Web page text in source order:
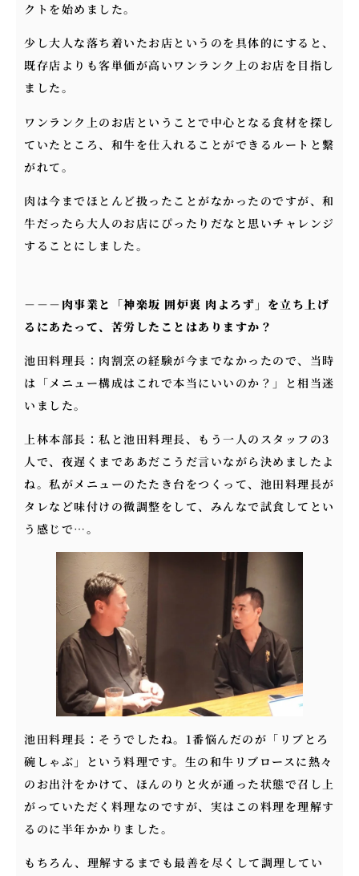
クトを始めました。
少し大人な落ち着いたお店というのを具体的にすると、
既存店よりも客単価が高いワンランク上のお店を目指し
ました。
ワンランク上のお店ということで中心となる食材を探し
ていたところ、和牛を仕入れることができるルートと繋
がれて。
肉は今までほとんど扱ったことがなかったのですが、和
牛だったら大人のお店にぴったりだなと思いチャレンジ
することにしました。
－－－ 肉事業と「神楽坂 囲炉裏 肉よろず」を立ち上げ
るにあたって、苦労したことはありますか？
池田料理長：肉割烹の経験が今までなかったので、当時
は「メニュー構成はこれで本当にいいのか？」と相当迷
いました。
上林本部長：私と池田料理長、もう一人のスタッフの3
人で、夜遅くまでああだこうだ言いながら決めましたよ
ね。私がメニューのたたき台をつくって、池田料理長が
タレなど味付けの微調整をして、みんなで試食してとい
う感じで…。
池田料理長：そうでしたね。1番悩んだのが「リブとろ
碗しゃぶ」という料理です。生の和牛リブロースに熱々
のお出汁をかけて、ほんのりと火が通った状態で召し上
がっていただく料理なのですが、実はこの料理を理解す
るのに半年かかりました。
もちろん、理解するまでも最善を尽くして調理してい